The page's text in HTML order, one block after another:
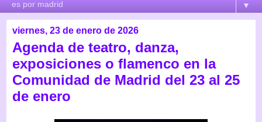
▼
viernes, 23 de enero de 2026
Agenda de teatro, danza,
exposiciones o flamenco en la
Comunidad de Madrid del 23 al 25
de enero